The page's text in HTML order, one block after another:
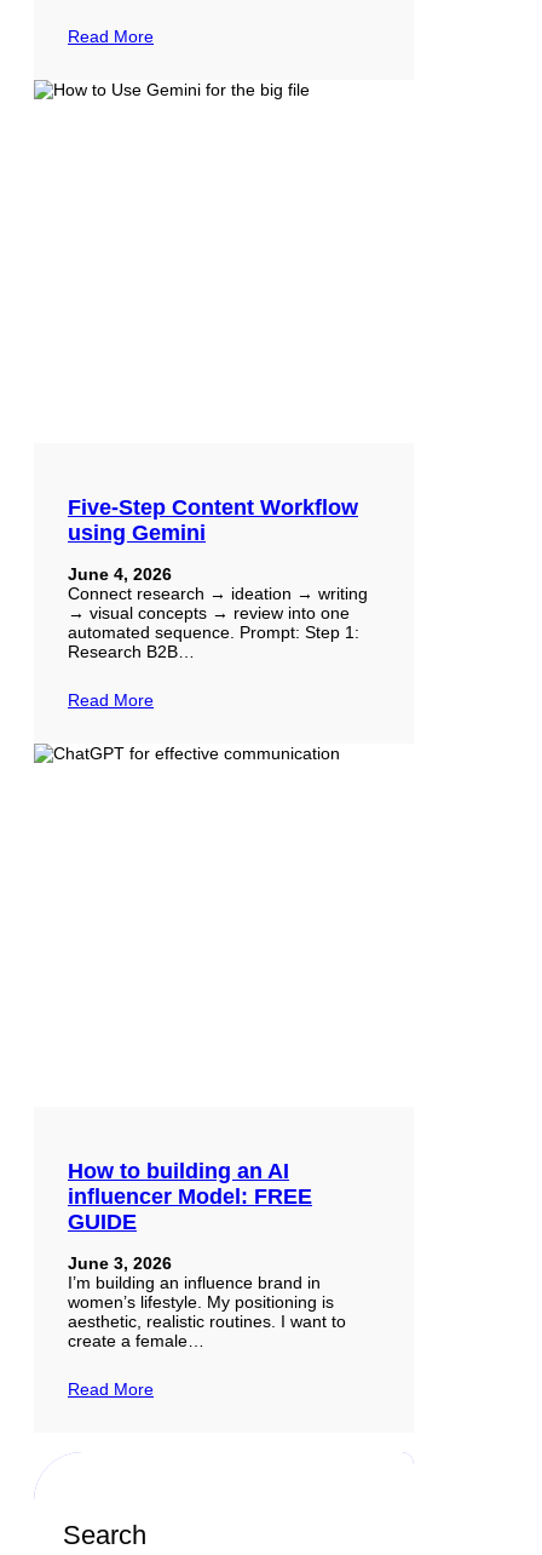
Read More
Five-Step Content Workflow
using Gemini
June 4, 2026
Connect research → ideation → writing
→ visual concepts → review into one
automated sequence. Prompt: Step 1:
Research B2B…
Read More
How to building an AI
influencer Model: FREE
GUIDE
June 3, 2026
I’m building an influence brand in
women’s lifestyle. My positioning is
aesthetic, realistic routines. I want to
create a female…
Read More
Search